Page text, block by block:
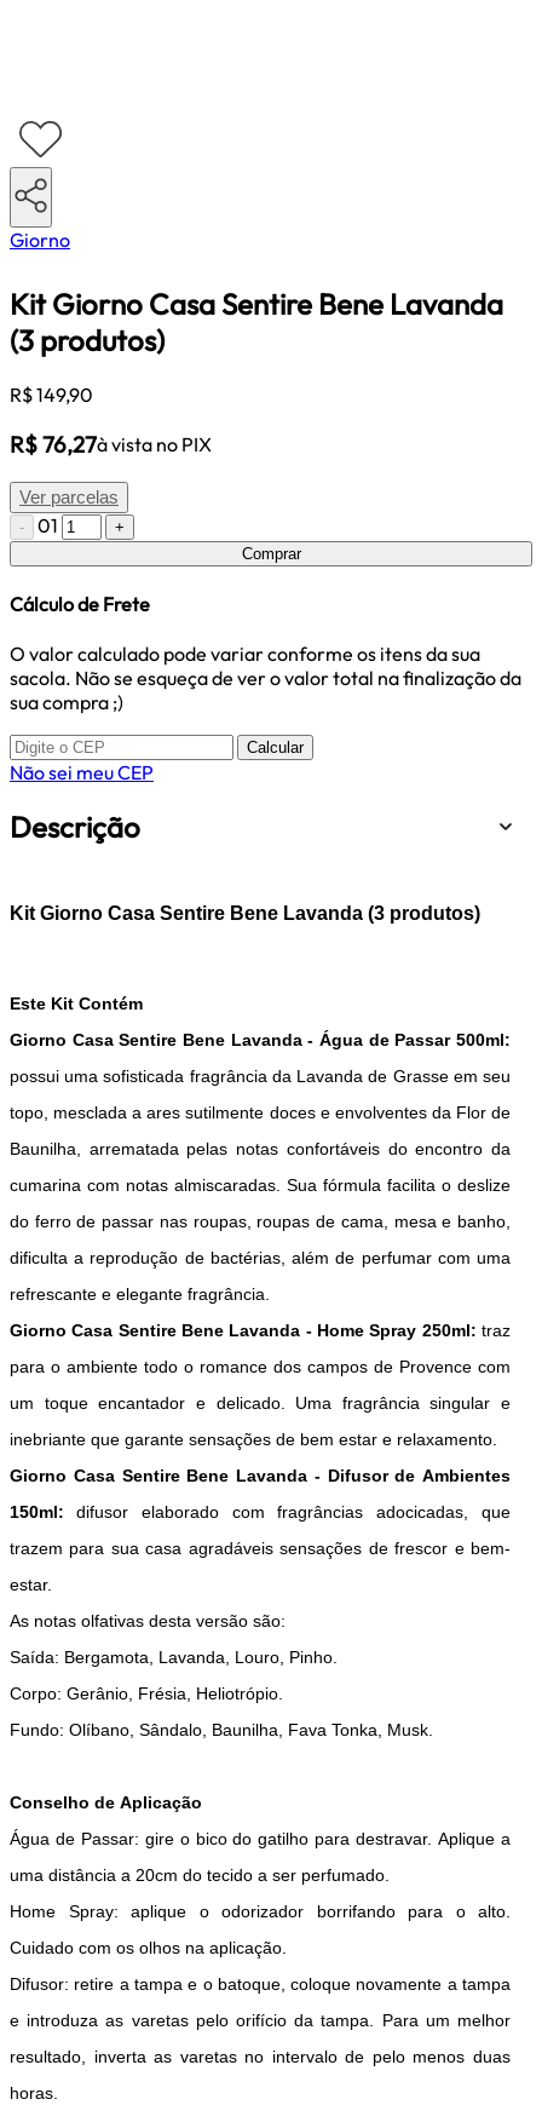
Giorno
Kit Giorno Casa Sentire Bene Lavanda
(3 produtos)
R$ 149,90
R$ 76,27à vista no PIX
Ver parcelas
- 01
+
Comprar
Cálculo de Frete
O valor calculado pode variar conforme os itens da sua
sacola. Não se esqueça de ver o valor total na finalização da
sua compra ;)
Calcular
Não sei meu CEP
Descrição
Kit Giorno Casa Sentire Bene Lavanda (3 produtos)
Este Kit Contém
Giorno Casa Sentire Bene Lavanda - Água de Passar 500ml:
possui uma sofisticada fragrância da Lavanda de Grasse em seu
topo, mesclada a ares sutilmente doces e envolventes da Flor de
Baunilha, arrematada pelas notas confortáveis do encontro da
cumarina com notas almiscaradas. Sua fórmula facilita o deslize
do ferro de passar nas roupas, roupas de cama, mesa e banho,
dificulta a reprodução de bactérias, além de perfumar com uma
refrescante e elegante fragrância.
Giorno Casa Sentire Bene Lavanda - Home Spray 250ml: traz
para o ambiente todo o romance dos campos de Provence com
um toque encantador e delicado. Uma fragrância singular e
inebriante que garante sensações de bem estar e relaxamento.
Giorno Casa Sentire Bene Lavanda - Difusor de Ambientes
150ml: difusor elaborado com fragrâncias adocicadas, que
trazem para sua casa agradáveis sensações de frescor e bem-
estar.
As notas olfativas desta versão são:
Saída: Bergamota, Lavanda, Louro, Pinho.
Corpo: Gerânio, Frésia, Heliotrópio.
Fundo: Olíbano, Sândalo, Baunilha, Fava Tonka, Musk.
Conselho de Aplicação
Água de Passar: gire o bico do gatilho para destravar. Aplique a
uma distância a 20cm do tecido a ser perfumado.
Home Spray: aplique o odorizador borrifando para o alto.
Cuidado com os olhos na aplicação.
Difusor: retire a tampa e o batoque, coloque novamente a tampa
e introduza as varetas pelo orifício da tampa. Para um melhor
resultado, inverta as varetas no intervalo de pelo menos duas
horas.